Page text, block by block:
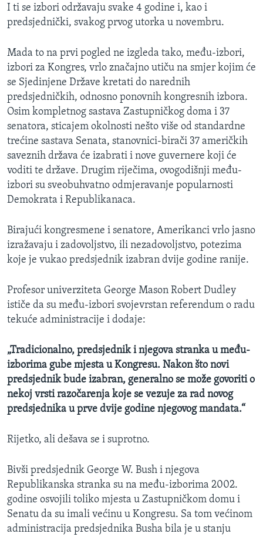
I ti se izbori održavaju svake 4 godine i, kao i
predsjednički, svakog prvog utorka u novembru.
Mada to na prvi pogled ne izgleda tako, među-izbori,
izbori za Kongres, vrlo značajno utiču na smjer kojim će
se Sjedinjene Države kretati do narednih
predsjedničkih, odnosno ponovnih kongresnih izbora.
Osim kompletnog sastava Zastupničkog doma i 37
senatora, sticajem okolnosti nešto više od standardne
trećine sastava Senata, stanovnici-birači 37 američkih
saveznih država će izabrati i nove guvernere koji će
voditi te države. Drugim riječima, ovogodišnji među-
izbori su sveobuhvatno odmjeravanje popularnosti
Demokrata i Republikanaca.
Birajući kongresmene i senatore, Amerikanci vrlo jasno
izražavaju i zadovoljstvo, ili nezadovoljstvo, potezima
koje je vukao predsjednik izabran dvije godine ranije.
Profesor univerziteta George Mason Robert Dudley
ističe da su među-izbori svojevrstan referendum o radu
tekuće administracije i dodaje:
„Tradicionalno, predsjednik i njegova stranka u među-
izborima gube mjesta u Kongresu. Nakon što novi
predsjednik bude izabran, generalno se može govoriti o
nekoj vrsti razočarenja koje se vezuje za rad novog
predsjednika u prve dvije godine njegovog mandata.“
Rijetko, ali dešava se i suprotno.
Bivši predsjednik George W. Bush i njegova
Republikanska stranka su na među-izborima 2002.
godine osvojili toliko mjesta u Zastupničkom domu i
Senatu da su imali većinu u Kongresu. Sa tom većinom
administracija predsjednika Busha bila je u stanju